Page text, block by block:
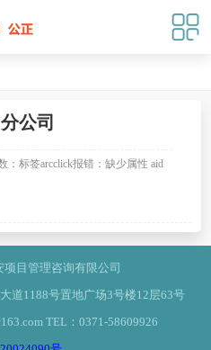
公司
：标签arcclick报错：缺少属性 aid
目管理咨询有限公司
道1188号置地广场3号楼12层63号
TEL：0371-58609926